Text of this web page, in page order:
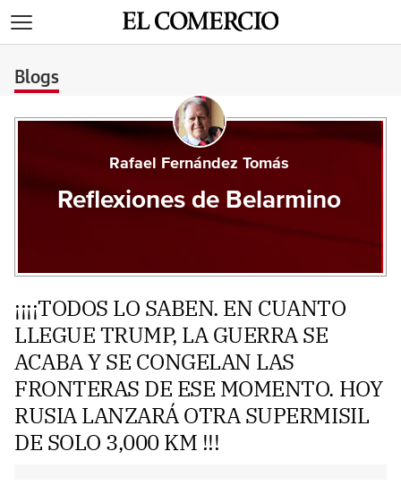
Blogs
Rafael Fernández Tomás
Reflexiones de Belarmino
¡¡¡¡TODOS LO SABEN. EN CUANTO
LLEGUE TRUMP, LA GUERRA SE
ACABA Y SE CONGELAN LAS
FRONTERAS DE ESE MOMENTO. HOY
RUSIA LANZARÁ OTRA SUPERMISIL
DE SOLO 3,000 KM !!!